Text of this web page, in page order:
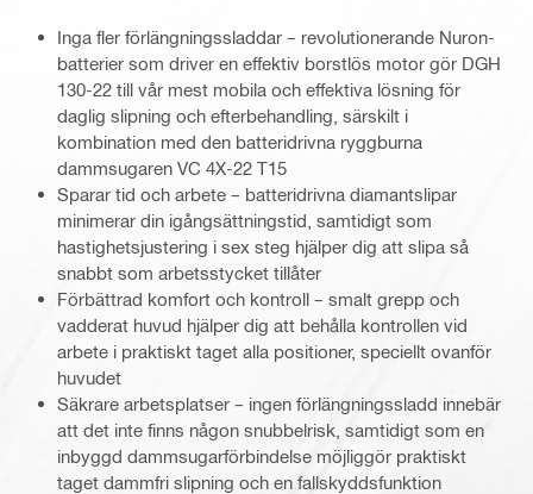
Inga fler förlängningssladdar – revolutionerande Nuron-
batterier som driver en effektiv borstlös motor gör DGH
130-22 till vår mest mobila och effektiva lösning för
daglig slipning och efterbehandling, särskilt i
kombination med den batteridrivna ryggburna
dammsugaren VC 4X-22 T15
Sparar tid och arbete – batteridrivna diamantslipar
minimerar din igångsättningstid, samtidigt som
hastighetsjustering i sex steg hjälper dig att slipa så
snabbt som arbetsstycket tillåter
Förbättrad komfort och kontroll – smalt grepp och
vadderat huvud hjälper dig att behålla kontrollen vid
arbete i praktiskt taget alla positioner, speciellt ovanför
huvudet
Säkrare arbetsplatser – ingen förlängningssladd innebär
att det inte finns någon snubbelrisk, samtidigt som en
inbyggd dammsugarförbindelse möjliggör praktiskt
taget dammfri slipning och en fallskyddsfunktion